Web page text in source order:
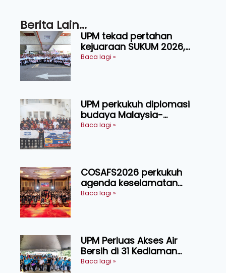
Berita Lain...
UPM tekad pertahan
kejuaraan SUKUM 2026,
sasar 16 pingat emas
Baca lagi »
UPM perkukuh diplomasi
budaya Malaysia-
Indonesia melalui Narasi
Baca lagi »
COSAFS2026 perkukuh
agenda keselamatan
makanan, AgriHub pacu
Baca lagi »
UPM Perluas Akses Air
Bersih di 31 Kediaman
Orang Asli Tasik Chini
Baca lagi »